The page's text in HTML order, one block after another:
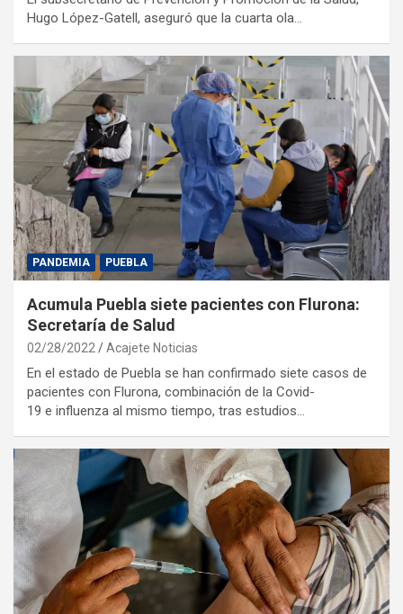
Hugo López-Gatell, aseguró que la cuarta ola…
PANDEMIA PUEBLA
Acumula Puebla siete pacientes con Flurona:
Secretaría de Salud
02/28/2022 Acajete Noticias
En el estado de Puebla se han confirmado siete casos de
pacientes con Flurona, combinación de la Covid-
19 e influenza al mismo tiempo, tras estudios…